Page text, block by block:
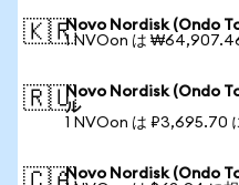
🇰🇷Novo Nordisk (Ondo
1 NVOon は
🇷🇺Novo Nordisk (Ondo
ル
1 NVOon は ₽3,695.70
Novo Nordisk (Ondo